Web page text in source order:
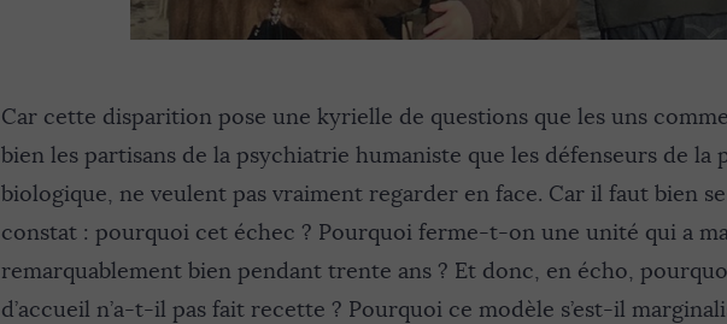
Car cette disparition pose une kyrielle de questions que les uns
bien les partisans de la psychiatrie humaniste que les défenseurs de la
biologique, ne veulent pas vraiment regarder en face. Car il faut bien
constat : pourquoi cet échec ? Pourquoi ferme-t-on une unité qui a
remarquablement bien pendant trente ans ? Et donc, en écho,
d’accueil n’a-t-il pas fait recette ? Pourquoi ce modèle s’est-il